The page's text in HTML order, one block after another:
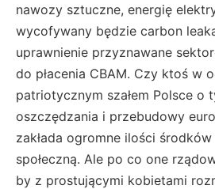
nawozy sztuczne, energię
wycofywany będzie carbon
uprawnienie przyznawane
do płacenia CBAM. Czy ktoś w
patriotycznym szałem Polsce o
oszczędzania i przebudowy
zakłada ogromne ilości
społeczną. Ale po co one
by z prostującymi kobietami